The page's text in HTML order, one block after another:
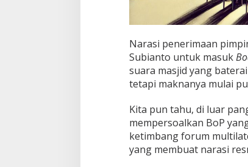
Narasi penerimaan
Subianto untuk masuk
suara masjid yang
tetapi maknanya mulai
Kita pun tahu, di luar
mempersoalkan BoP
ketimbang forum
yang membuat narasi